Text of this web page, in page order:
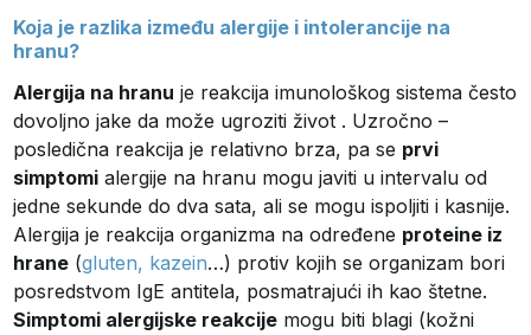
Koja je razlika između alergije i intolerancije na
hranu?
Alergija na hranu je reakcija imunološkog sistema često
dovoljno jake da može ugroziti život . Uzročno –
posledična reakcija je relativno brza, pa se prvi
simptomi alergije na hranu mogu javiti u intervalu od
jedne sekunde do dva sata, ali se mogu ispoljiti i kasnije.
Alergija je reakcija organizma na određene proteine iz
hrane (gluten, kazein…) protiv kojih se organizam bori
posredstvom IgE antitela, posmatrajući ih kao štetne.
Simptomi alergijske reakcije mogu biti blagi (kožni